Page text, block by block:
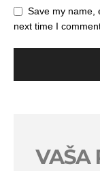
Save my name,
next time I